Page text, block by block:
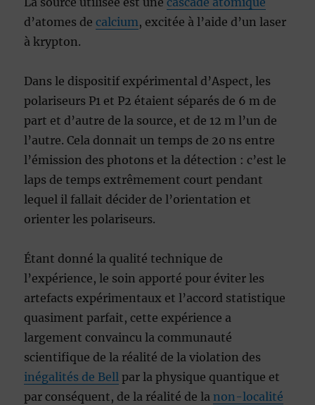
d’atomes decalcium, excitée à l’aide d’un laser
à krypton.
Dans le dispositif expérimental d’Aspect, les
polariseurs P1 et P2 étaient séparés de 6 m de
part et d’autre de la source, et de 12 m l’un de
l’autre. Cela donnait un temps de 20 ns entre
l’émission des photons et la détection : c’est le
laps de temps extrêmement court pendant
lequel il fallait décider de l’orientation et
orienter les polariseurs.
Étant donné la qualité technique de
l’expérience, le soin apporté pour éviter les
artefacts expérimentaux et l’accord statistique
quasiment parfait, cette expérience a
largement convaincu la communauté
scientifique de la réalité de la violation des
inégalités de Bell par la physique quantique et
par conséquent, de la réalité de lanon-localité